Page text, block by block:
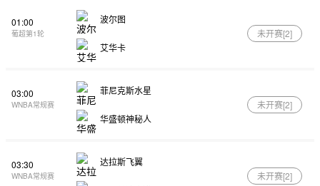
01:00
葡超第1轮
波尔图
艾华卡
未开赛[2]
03:00
WNBA常规赛
菲尼克斯水星
华盛顿神秘人
未开赛[2]
03:30
WNBA常规赛
达拉斯飞翼
未开赛[2]